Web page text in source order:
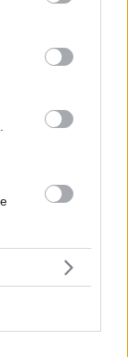
party tags to
below Google